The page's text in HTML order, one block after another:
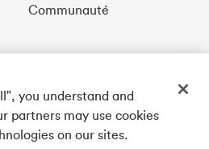
Communauté
appliyou understand and
partners may use cookies
on our sites.